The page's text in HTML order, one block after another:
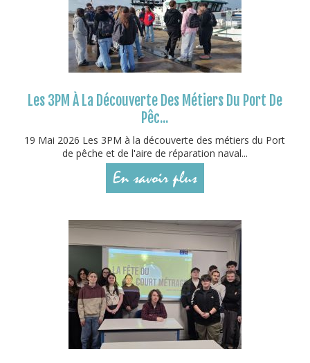
Les 3PM À La Découverte Des Métiers Du Port De
Pêc...
19 Mai 2026 Les 3PM à la découverte des métiers du Port
de pêche et de l'aire de réparation naval...
En savoir plus